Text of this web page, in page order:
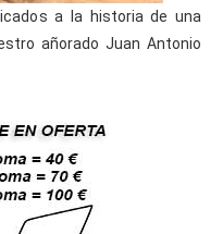
a la historia de una
añorado Juan Antonio